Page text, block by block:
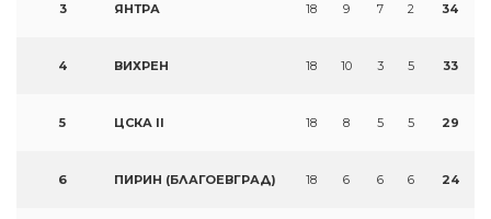
3 ЯНТРА 18 9 7 2 34
4 ВИХРЕН 18 10 3 5 33
5 ЦСКА II 18 8 5 5 29
6 ПИРИН (БЛАГОЕВГРАД) 18 6 6 6 24